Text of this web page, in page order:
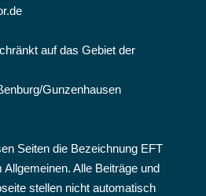
auf das Gebiet der
Gunzenhausen
Seiten die Bezeichnung EFT
Alle Beiträge und
stellen nicht automatisch